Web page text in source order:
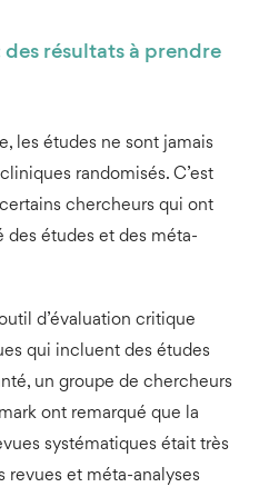
résultats à prendre
les études ne sont jamais
randomisés. C’est
chercheurs qui ont
des études et des méta-
d’évaluation critique
qui incluent des études
un groupe de chercheurs
ont remarqué que la
systématiques était très
revues et méta-analyses